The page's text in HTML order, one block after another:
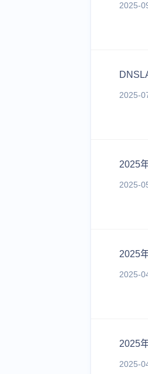
2025-
2025-
2025
2025-
2025
2025-
2025
2025-